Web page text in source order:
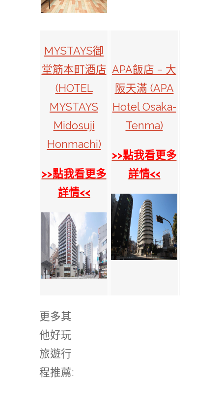
MYSTAYS御
堂筋本町酒店
(HOTEL
MYSTAYS
Midosuji
Honmachi)
>>點我看更多
詳情<<
APA飯店 – 大
阪天滿 (APA
Hotel Osaka-
Tenma)
>>點我看更多
詳情<<
更多其
他好玩
旅遊行
程推薦: